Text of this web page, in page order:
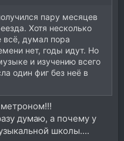
пару месяцев
Хотя несколько
всё, думал пора
нет, годы идут. Но
и изучению всего
один фиг без неё в
думаю, а почему у
школы....